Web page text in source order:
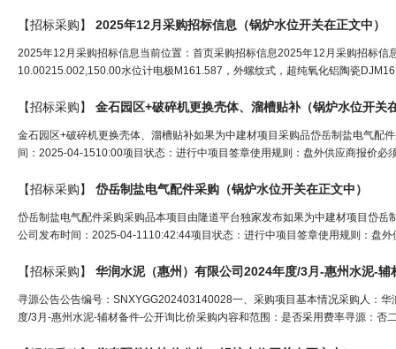
【招标采购】 2025年12月采购招标信息（锅炉水位开关在正文中）
2025年12月采购招标信息当前位置：首页采购招标信息2025年12月采购招标
10.00215.002,150.00水位计电极M161.587，外螺纹式，超纯氧化铝陶瓷
【招标采购】 金石园区+破碎机更换壳体、溜槽贴补（锅炉水位开关
金石园区+破碎机更换壳体、溜槽贴补如果为中建材项目采购品岱岳制盐电气
间：2025-04-1510:00项目状态：进行中项目签章使用规则：盘外供应商报价必
【招标采购】 岱岳制盐电气配件采购（锅炉水位开关在正文中）
岱岳制盐电气配件采购采购品本项目由隆道平台独家发布如果为中建材项目岱
公司发布时间：2025-04-1110:42:44项目状态：进行中项目签章使用规则：盘
【招标采购】 华润水泥（惠州）有限公司2024年度/3月-惠州水泥-辅
寻源公告公告编号：SNXYGG202403140028一、采购项目基本情况采购人：
度/3月-惠州水泥-辅材备件-公开询比价采购内容和范围：是否采用费率寻源：